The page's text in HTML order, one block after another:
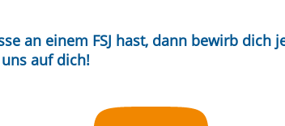
an einem FSJ hast, dann bewirb dich
auf dich!